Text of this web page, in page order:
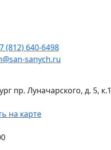
(812) 640-6498
sanych.ru
пр. Луначарского, д. 5, к.1
на карте